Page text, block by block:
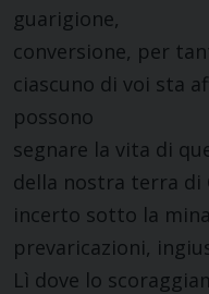
guarigione,
conversione, per
ciascuno di voi sta
possono
segnare la vita di
della nostra terra di
incerto sotto la
prevaricazioni,
Lì dove lo